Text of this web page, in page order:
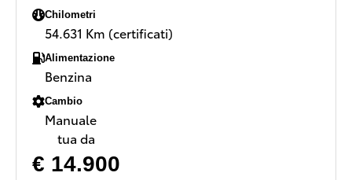
Chilometri
54.631 Km (certificati)
Alimentazione
Benzina
Cambio
Manuale
tua da
€ 14.900